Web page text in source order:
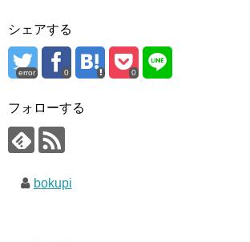
シェアする
error 0 0
フォローする
bokupi